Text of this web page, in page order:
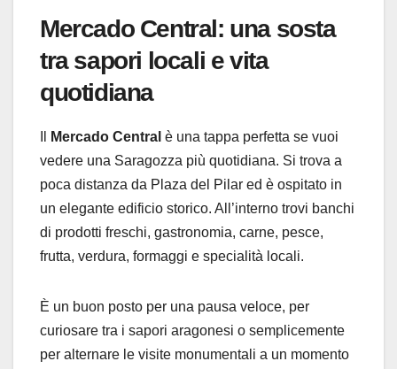
Mercado Central: una sosta
tra sapori locali e vita
quotidiana
Mercado Central è una tappa perfetta se vuoi
vedere una Saragozza più quotidiana. Si trova a
poca distanza da Plaza del Pilar ed è ospitato in
un elegante edificio storico. All’interno trovi banchi
di prodotti freschi, gastronomia, carne, pesce,
frutta, verdura, formaggi e specialità locali.
È un buon posto per una pausa veloce, per
curiosare tra i sapori aragonesi o semplicemente
per alternare le visite monumentali a un momento